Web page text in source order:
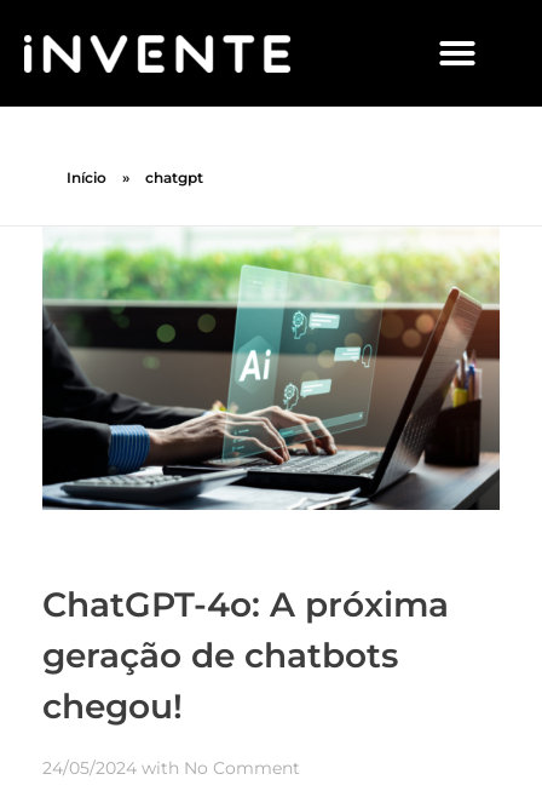
Início » chatgpt
ChatGPT-4o: A próxima
geração de chatbots
chegou!
24/05/2024 with No Comment